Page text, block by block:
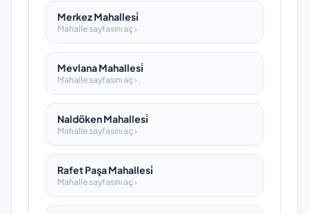
Merkez Mahallesi̇
Mahalle sayfasını aç ›
Mevlana Mahallesi̇
Mahalle sayfasını aç ›
Naldöken Mahallesi̇
Mahalle sayfasını aç ›
Rafet Paşa Mahallesi̇
Mahalle sayfasını aç ›